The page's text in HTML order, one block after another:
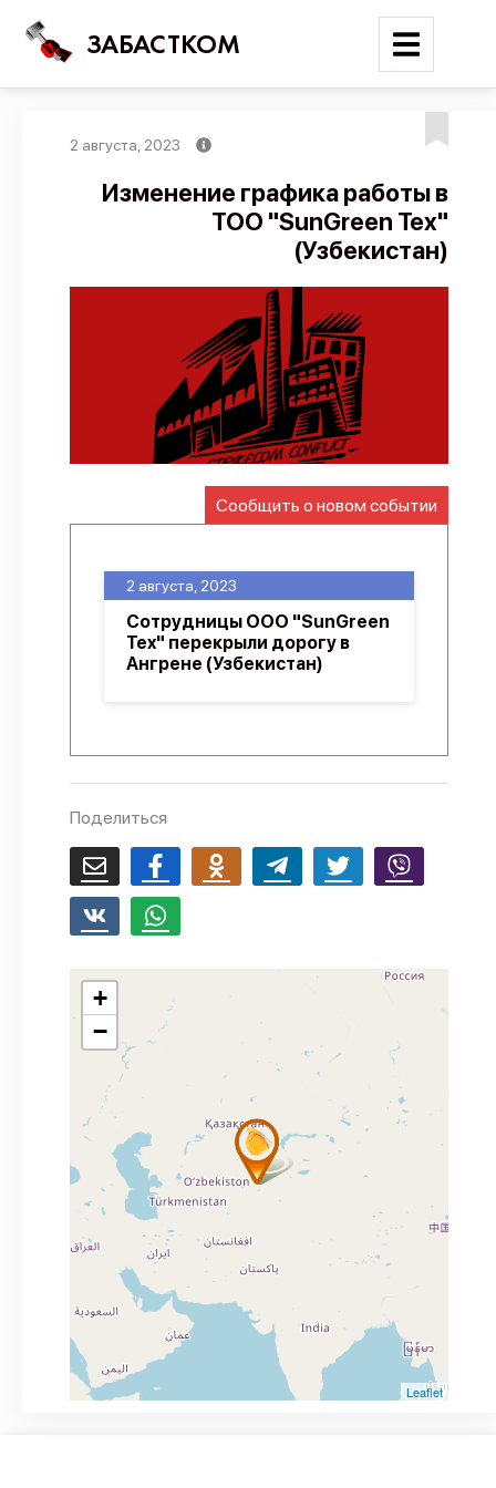
ЗАБАСТКОМ
Поиск
Карта событий
Трудовые конфликты
Отчеты
Предложить публикацию
Справочник
API
О проекте
2 августа, 2023
Изменение графика работы в
ТОО "SunGreen Tex"
(Узбекистан)
Сообщить о новом событии
2 августа, 2023
Сотрудницы ООО "SunGreen
Tex" перекрыли дорогу в
Ангрене (Узбекистан)
Поделиться
+
−
Leaflet